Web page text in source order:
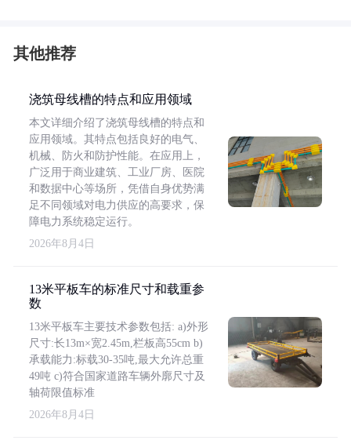
其他推荐
浇筑母线槽的特点和应用领域
本文详细介绍了浇筑母线槽的特点和
应用领域。其特点包括良好的电气、
机械、防火和防护性能。在应用上，
广泛用于商业建筑、工业厂房、医院
和数据中心等场所，凭借自身优势满
足不同领域对电力供应的高要求，保
障电力系统稳定运行。
2026年8月4日
13米平板车的标准尺寸和载重参
数
13米平板车主要技术参数包括: a)外形
尺寸:长13m×宽2.45m,栏板高55cm b)
承载能力:标载30-35吨,最大允许总重
49吨 c)符合国家道路车辆外廓尺寸及
轴荷限值标准
2026年8月4日